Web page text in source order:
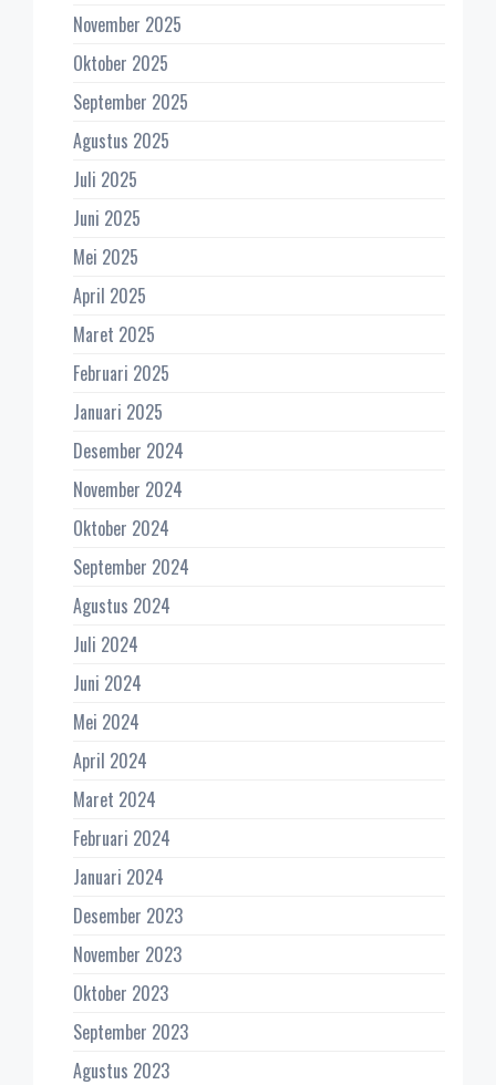
November 2025
Oktober 2025
September 2025
Agustus 2025
Juli 2025
Juni 2025
Mei 2025
April 2025
Maret 2025
Februari 2025
Januari 2025
Desember 2024
November 2024
Oktober 2024
September 2024
Agustus 2024
Juli 2024
Juni 2024
Mei 2024
April 2024
Maret 2024
Februari 2024
Januari 2024
Desember 2023
November 2023
Oktober 2023
September 2023
Agustus 2023